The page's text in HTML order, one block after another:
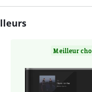
Meilleur